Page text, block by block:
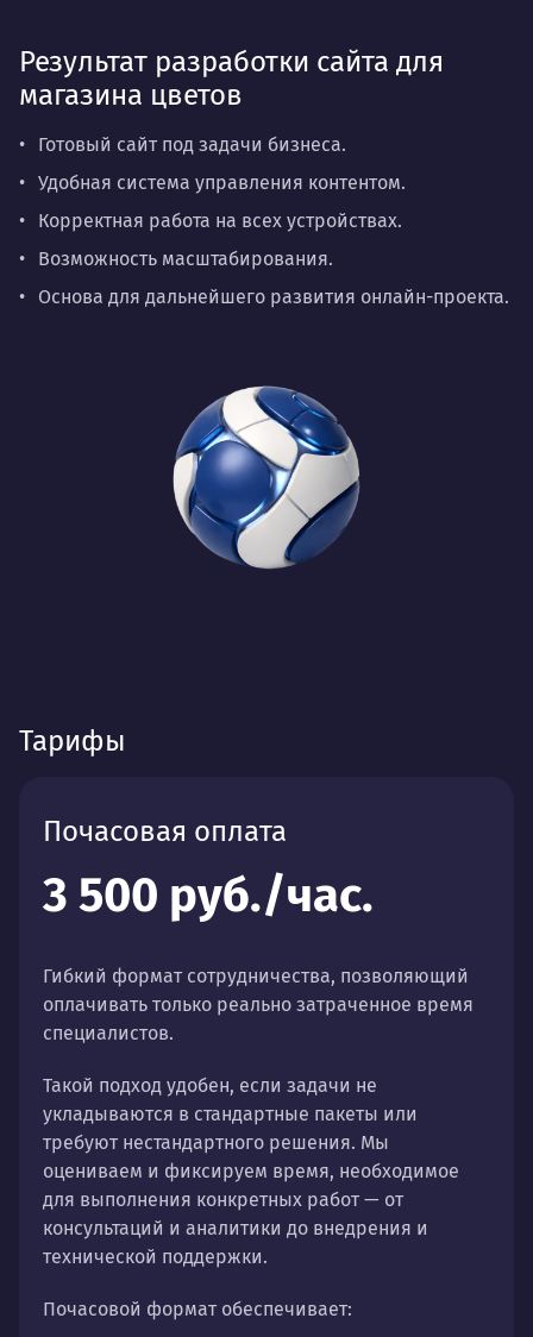
Результат разработки сайта для
магазина цветов
Готовый сайт под задачи бизнеса.
Удобная система управления контентом.
Корректная работа на всех устройствах.
Возможность масштабирования.
Основа для дальнейшего развития онлайн-проекта.
Тарифы
Почасовая оплата
3 500 руб./час.
Гибкий формат сотрудничества, позволяющий
оплачивать только реально затраченное время
специалистов.
Такой подход удобен, если задачи не
укладываются в стандартные пакеты или
требуют нестандартного решения. Мы
оцениваем и фиксируем время, необходимое
для выполнения конкретных работ — от
консультаций и аналитики до внедрения и
технической поддержки.
Почасовой формат обеспечивает: